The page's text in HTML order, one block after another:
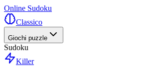
Online Sudoku
Classico
Giochi puzzle
Sudoku
Killer